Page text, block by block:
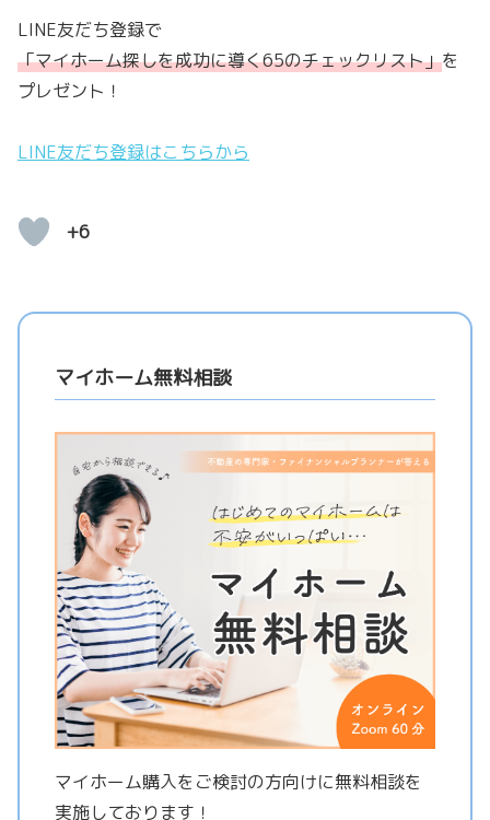
LINE友だち登録で
「マイホーム探しを成功に導く65のチェックリスト」を
プレゼント！
LINE友だち登録はこちらから
+6
マイホーム無料相談
マイホーム購入をご検討の方向けに無料相談を
実施しております！